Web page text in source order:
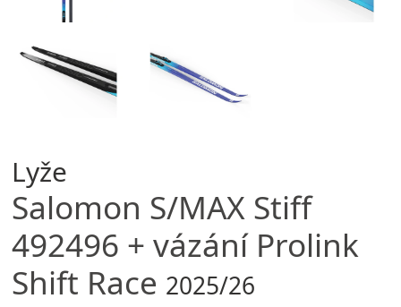
Lyže
Salomon S/MAX Stiff
492496 + vázání Prolink
Shift Race 2025/26